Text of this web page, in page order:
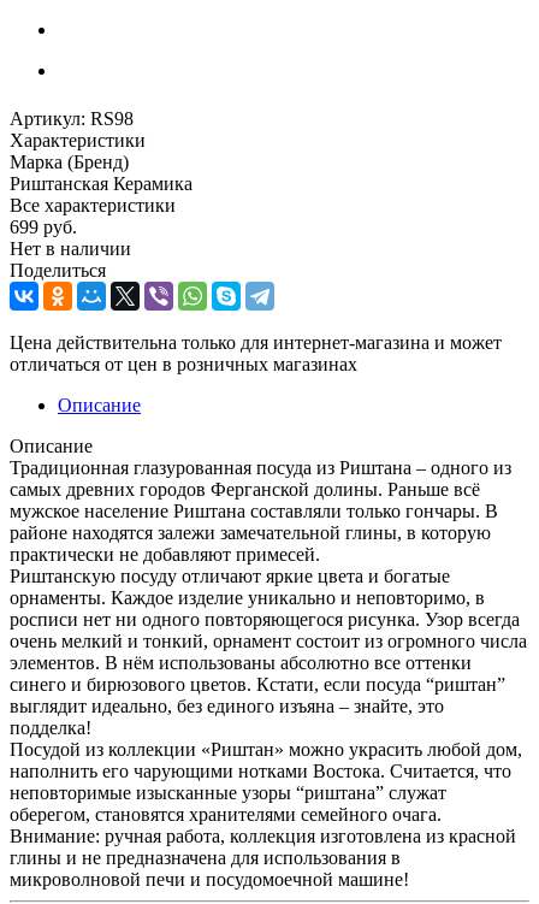
Артикул: RS98
Характеристики
Марка (Бренд)
Риштанская Керамика
Все характеристики
699 руб.
Нет в наличии
Поделиться
Цена действительна только для интернет-магазина и может
отличаться от цен в розничных магазинах
Описание
Описание
Традиционная глазурованная посуда из Риштана – одного из
самых древних городов Ферганской долины. Раньше всё
мужское население Риштана составляли только гончары. В
районе находятся залежи замечательной глины, в которую
практически не добавляют примесей.
Риштанскую посуду отличают яркие цвета и богатые
орнаменты. Каждое изделие уникально и неповторимо, в
росписи нет ни одного повторяющегося рисунка. Узор всегда
очень мелкий и тонкий, орнамент состоит из огромного числа
элементов. В нём использованы абсолютно все оттенки
синего и бирюзового цветов. Кстати, если посуда “риштан”
выглядит идеально, без единого изъяна – знайте, это
подделка!
Посудой из коллекции «Риштан» можно украсить любой дом,
наполнить его чарующими нотками Востока. Считается, что
неповторимые изысканные узоры “риштана” служат
оберегом, становятся хранителями семейного очага.
Внимание: ручная работа, коллекция изготовлена из красной
глины и не предназначена для использования в
микроволновой печи и посудомоечной машине!